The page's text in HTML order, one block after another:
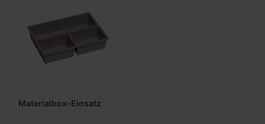
Materialbox-Einsatz